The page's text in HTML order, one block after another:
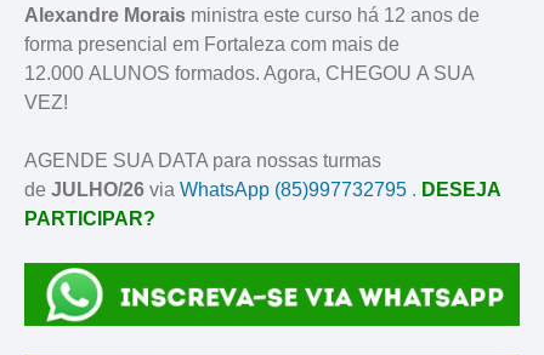
Alexandre Morais ministra este curso há 12 anos de
forma presencial em Fortaleza com mais de
12.000 ALUNOS formados. Agora, CHEGOU A SUA
VEZ!
AGENDE SUA DATA para nossas turmas
de JULHO/26 via WhatsApp (85)997732795 . DESEJA
PARTICIPAR?